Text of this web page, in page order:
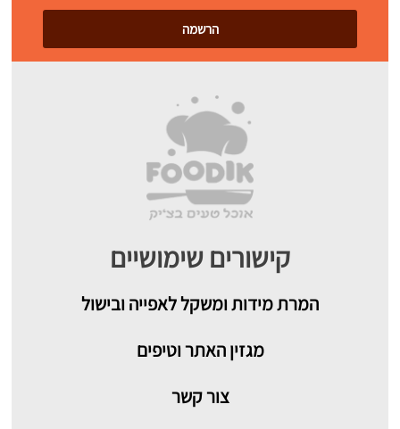
קישורים שימושיים
המרת מידות ומשקל לאפייה ובישול
מגזין האתר וטיפים
צור קשר